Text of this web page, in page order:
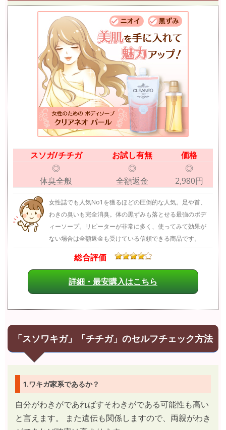
スソガ/チチガ お試し有無
価格
◎
体臭全般
◎
全額返金
◎
2,980円
女性誌でも人気No1を獲るほどの圧倒的な人気。足や首、
わきの臭いも完全消臭。体の黒ずみも落とせる最強のボデ
ィーソープ。リピーターが非常に多く、使ってみて効果が
ない場合は全額返金も受けている信頼できる商品です。
総合評価
詳細・最安購入はこちら
「スソワキガ」「チチガ」のセルフチェック方法
1.ワキガ家系であるか？
自分がわきがであればすそわきがである可能性も高い
と言えます。 また遺伝も関係しますので、両親がわき